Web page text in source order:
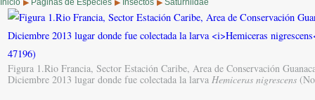
Inicio ▶ Páginas de Especies ▶ Insectos ▶ Saturniidae
Figura 1.Rio Francia, Sector Estación Caribe, Area de Conservación
Diciembre 2013 lugar donde fue colectada la larva Hemiceras nigrescens